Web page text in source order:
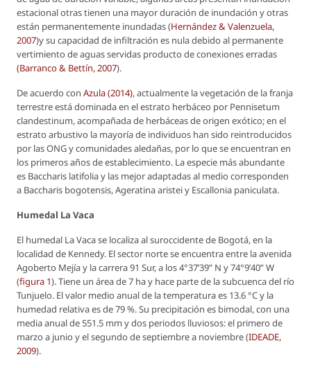
estacional otras tienen una mayor duración de inundación y otras
están permanentemente inundadas (Hernández & Valenzuela,
2007)y su capacidad de infiltración es nula debido al permanente
vertimiento de aguas servidas producto de conexiones erradas
(Barranco & Bettín, 2007).
De acuerdo con Azula (2014), actualmente la vegetación de la franja
terrestre está dominada en el estrato herbáceo por Pennisetum
clandestinum, acompañada de herbáceas de origen exótico; en el
estrato arbustivo la mayoría de individuos han sido reintroducidos
por las ONG y comunidades aledañas, por lo que se encuentran en
los primeros años de establecimiento. La especie más abundante
es Baccharis latifoliay las mejor adaptadas al medio corresponden
a Baccharis bogotensis,Ageratinaaristeiy Escallonia paniculata.
Humedal La Vaca
El humedal La Vaca se localiza al suroccidente de Bogotá, en la
localidad de Kennedy. El sector norte se encuentra entre la avenida
Agoberto Mejía y la carrera 91 Sur, a los 4°37’39” N y 74°9’40” W
(figura 1). Tiene un área de 7 ha y hace parte de la subcuenca del río
Tunjuelo. El valor medio anual de la temperatura es 13.6 °C y la
humedad relativa es de 79 %. Su precipitación es bimodal, con una
media anual de 551.5 mm y dos periodos lluviosos: el primero de
marzo a junio y el segundo de septiembre a noviembre (IDEADE,
2009).